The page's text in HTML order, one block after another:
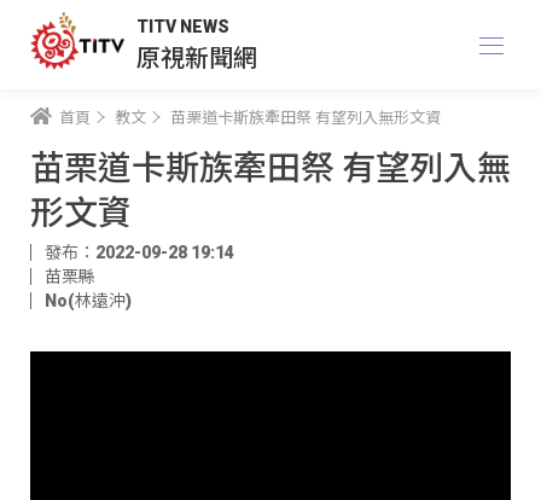
TITV NEWS
原視新聞網
首頁 教文 苗栗道卡斯族牽田祭 有望列入無形文資
苗栗道卡斯族牽田祭 有望列入無
形文資
發布：2022-09-28 19:14
苗栗縣
No(林遠沖)